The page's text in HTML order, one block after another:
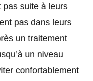
pas suite à leurs
pas dans leurs
un traitement
un niveau
confortablement